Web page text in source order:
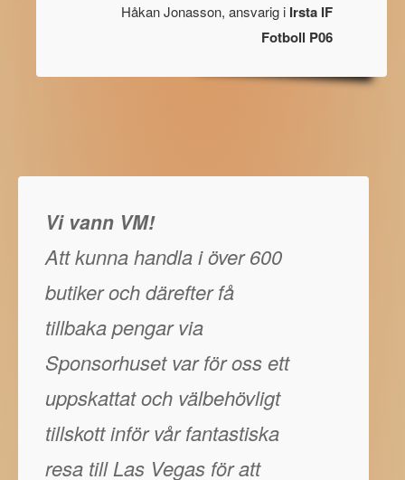
Håkan Jonasson, ansvarig i Irsta IF
Fotboll P06
Vi vann VM!
Att kunna handla i över 600
butiker och därefter få
tillbaka pengar via
Sponsorhuset var för oss ett
uppskattat och välbehövligt
tillskott inför vår fantastiska
resa till Las Vegas för att